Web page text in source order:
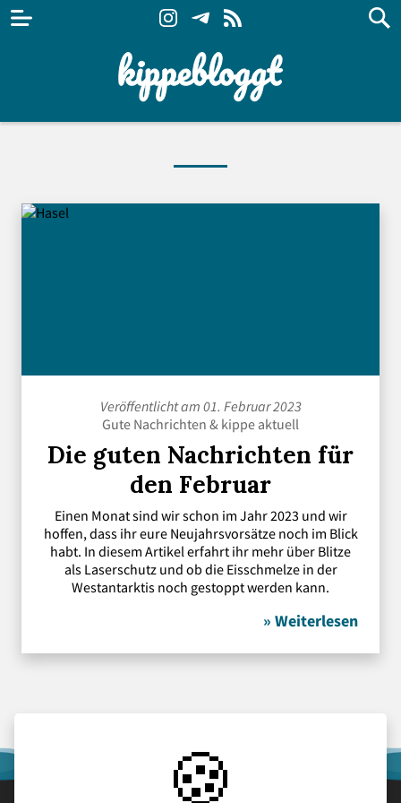
Veröffentlicht am 01. Februar 2023
Gute Nachrichten & kippe aktuell
Die guten Nachrichten für
den Februar
Einen Monat sind wir schon im Jahr 2023 und wir
hoffen, dass ihr eure Neujahrsvorsätze noch im Blick
habt. In diesem Artikel erfahrt ihr mehr über Blitze
als Laserschutz und ob die Eisschmelze in der
Westantarktis noch gestoppt werden kann.
» Weiterlesen
🍪